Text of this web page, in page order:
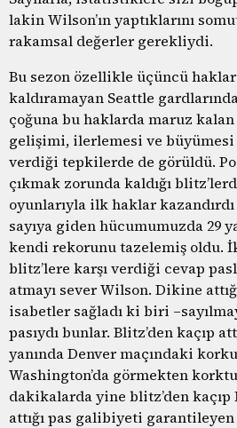
lakin Wilson’ın yaptıklarını
rakamsal değerler gerekliydi.
Bu sezon özellikle üçüncü
kaldıramayan Seattle
çoğuna bu haklarda maruz kalan
gelişimi, ilerlemesi ve
verdiği tepkilerde de görüldü.
çıkmak zorunda kaldığı
oyunlarıyla ilk haklar
sayıya giden hücumumuzda 29
kendi rekorunu tazelemiş oldu.
blitz’lere karşı verdiği cevap
atmayı sever Wilson. Dikine
isabetler sağladı ki biri
pasıydı bunlar. Blitz’den kaçıp
yanında Denver maçındaki
Washington’da görmekten
dakikalarda yine blitz’den kaçıp
attığı pas galibiyeti garantileyen